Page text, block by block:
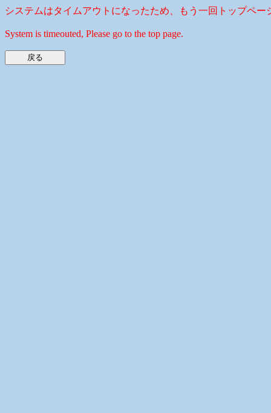
システムはタイムアウトになったため、もう一回トップペー
System is timeouted, Please go to the top page.